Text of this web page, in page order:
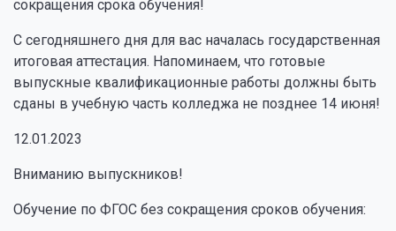
сокращения срока обучения!
С сегодняшнего дня для вас началась государственная
итоговая аттестация. Напоминаем, что готовые
выпускные квалификационные работы должны быть
сданы в учебную часть колледжа не позднее 14 июня!
12.01.2023
Вниманию выпускников!
Обучение по ФГОС без сокращения сроков обучения: